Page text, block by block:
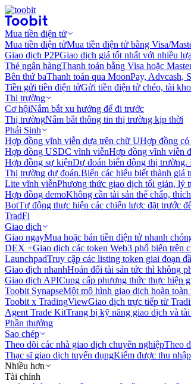
Mua tiền điện tử
Mua tiền điện tửMua tiền điện tử bằng Visa/
Giao dịch P2PGiao dịch giá tốt nhất với nhiều
Thẻ ngân hàngThanh toán bằng Visa hoặc
Bên thứ baThanh toán qua MoonPay, Advcash,
Tiền gửi tiền điện tửGửi tiền điện tử chéo, tài
Thị trường
Cơ hộiNắm bắt xu hướng để đi trước
Thị trườngNắm bắt thông tin thị trường kịp thời
Phái Sinh
Hợp đồng vĩnh viễn dựa trên chữ UHợp đồng có
Hợp đồng USDC vĩnh viễnHợp đồng vĩnh viễn
Hợp đồng sự kiệnDự đoán biến động thị trường.
Thị trường dự đoán.Biến các hiểu biết thành giá
Lite vĩnh viễnPhương thức giao dịch tối giản, lý
Hợp đồng demoKhông cần tài sản thế chấp,
BotTự động thực hiện các chiến lược đặt trước
TradFi
Giao dịch
Giao ngayMua hoặc bán tiền điện tử nhanh
DEX +Giao dịch các token Web3 phổ biến trên
LaunchpadTruy cập các listing token giai đoạn
Giao dịch nhanhHoán đổi tài sản tức thì không
Giao dịch APICung cấp phương thức thực hiện
Toobit SynapseMột mô hình giao dịch hoàn
Toobit x TradingViewGiao dịch trực tiếp từ
Agent Trade KitTrang bị kỹ năng giao dịch và
Phần thưởng
Sao chép
Theo dõi các nhà giao dịch chuyên nghiệpTheo
Thạc sĩ giao dịch tuyển dụngKiếm được thu
Nhiều hơn
Tài chính